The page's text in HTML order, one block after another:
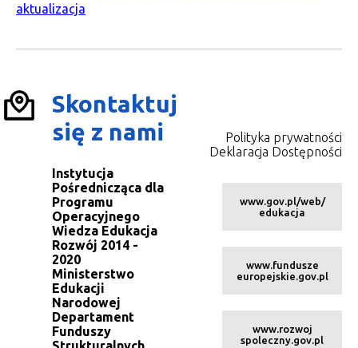
aktualizacja
Skontaktuj
się z nami
Instytucja
Pośrednicząca dla
Programu
Operacyjnego
Wiedza Edukacja
Rozwój 2014 -
2020
Ministerstwo
Edukacji
Narodowej
Departament
Funduszy
Polityka prywatności
Deklaracja Dostępności
www.gov.pl/web/
edukacja
www.fundusze
europejskie.gov.pl
www.rozwoj
spoleczny.gov.pl